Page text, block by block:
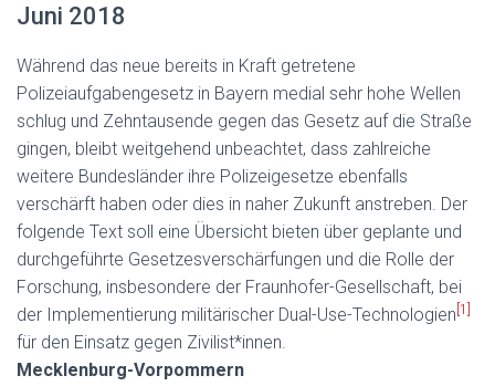
Juni 2018
Während das neue bereits in Kraft getretene
Polizeiaufgabengesetz in Bayern medial sehr hohe Wellen
schlug und Zehntausende gegen das Gesetz auf die Straße
gingen, bleibt weitgehend unbeachtet, dass zahlreiche
weitere Bundesländer ihre Polizeigesetze ebenfalls
verschärft haben oder dies in naher Zukunft anstreben. Der
folgende Text soll eine Übersicht bieten über geplante und
durchgeführte Gesetzesverschärfungen und die Rolle der
Forschung, insbesondere der Fraunhofer-Gesellschaft, bei
der Implementierung militärischer Dual-Use-Technologien [1]
für den Einsatz gegen Zivilist*innen.
Mecklenburg-Vorpommern